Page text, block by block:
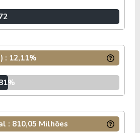
: 12,11%
: 810,05 Milhões